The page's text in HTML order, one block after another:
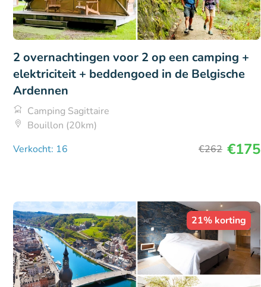
2 overnachtingen voor 2 op een camping +
elektriciteit + beddengoed in de Belgische
Ardennen
Camping Sagittaire
Bouillon (20km)
Verkocht: 16
€262 €175
21% korting